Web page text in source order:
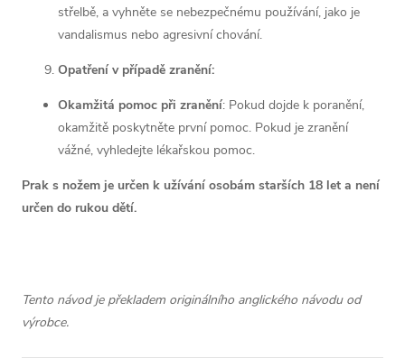
střelbě, a vyhněte se nebezpečnému používání, jako je
vandalismus nebo agresivní chování.
Opatření v případě zranění:
Okamžitá pomoc při zranění: Pokud dojde k poranění,
okamžitě poskytněte první pomoc. Pokud je zranění
vážné, vyhledejte lékařskou pomoc.
Prak s nožem je určen k užívání osobám starších 18 let a není
určen do rukou dětí.
Tento návod je překladem originálního anglického návodu od
výrobce.